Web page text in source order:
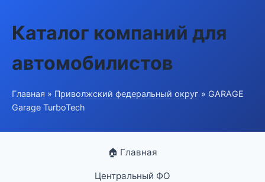
Каталог компаний для
автомобилистов
Главная » Приволжский федеральный округ » GARAGE
Garage TurboTech
🏠 Главная
Центральный ФО